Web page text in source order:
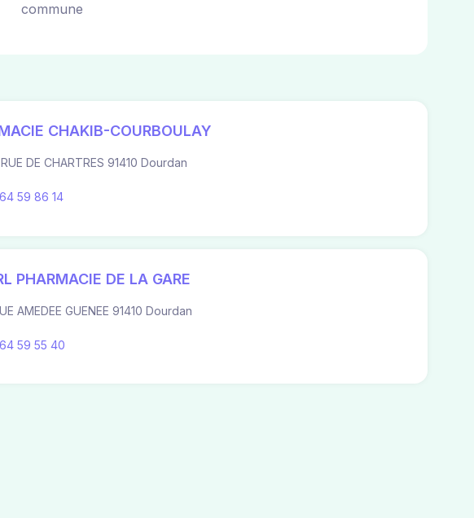
commune
CHAKIB-COURBOULAY
DE CHARTRES 91410 Dourdan
59 86 14
PHARMACIE DE LA GARE
AMEDEE GUENEE 91410 Dourdan
59 55 40